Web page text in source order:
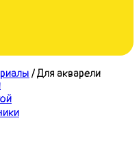
/Для акварели